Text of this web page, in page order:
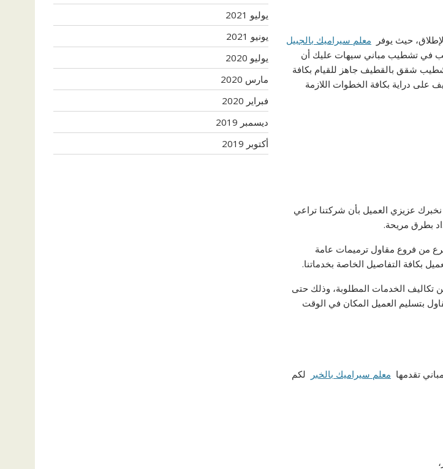
حيث يوفر معلم سيراميك بالجبيل
ترغب في تشطيب مباني سيهات عليك أن
شقق بالقطيف جاهز للقيام بكافة
على دراية بكافة الخطوات اللازمة
عزيزي العميل بأن شركتنا تراعي
بطرق مريحة.
الذهاب إلى أي فرع من فروع مقاول ترميمات عامة
بكافة التفاصيل الخاصة بخدماتنا.
تكاليف الخدمات المطلوبة، وذلك حتى
بتسليم العميل المكان في الوقت
تقدمها معلم سيراميك بالخبر
لكم
يوليو 2021
يونيو 2021
يوليو 2020
مارس 2020
فبراير 2020
ديسمبر 2019
أكتوبر 2019